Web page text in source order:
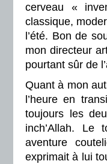
cerveau «
classique,
l’été. Bon de
mon directeur
pourtant sûr de
Quant à mon
l’heure en
toujours les
inch’Allah. Le
aventure
exprimait à lui